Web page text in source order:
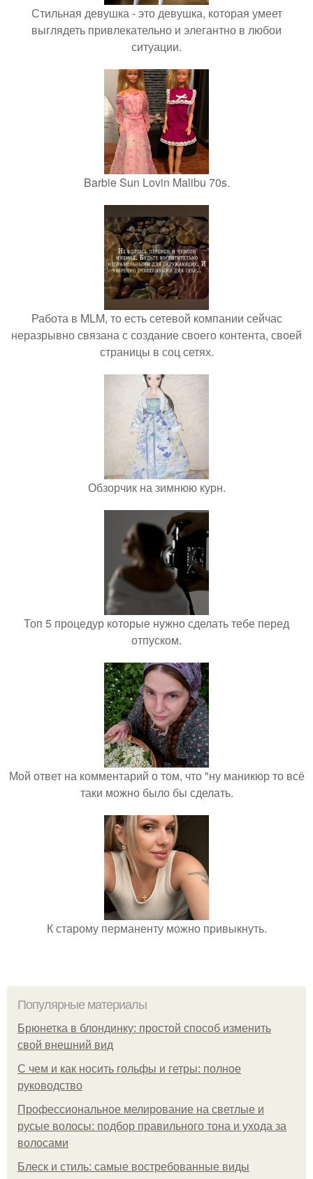
Стильная девушка - это девушка, которая умеет
выглядеть привлекательно и элегантно в любои
ситуации.
Barbie Sun Lovin Malibu 70s.
Работа в MLM, то есть сетевой компании сейчас
неразрывно связана с создание своего контента, своей
страницы в соц сетях.
Обзорчик на зимнюю курн.
Топ 5 процедур которые нужно сделать тебе перед
отпуском.
Мой ответ на комментарий о том, что "ну маникюр то всё
таки можно было бы сделать.
К старому перманенту можно привыкнуть.
Популярные материалы
Брюнетка в блондинку: простой способ изменить
свой внешний вид
С чем и как носить гольфы и гетры: полное
руководство
Профессиональное мелирование на светлые и
русые волосы: подбор правильного тона и ухода за
волосами
Блеск и стиль: самые востребованные виды